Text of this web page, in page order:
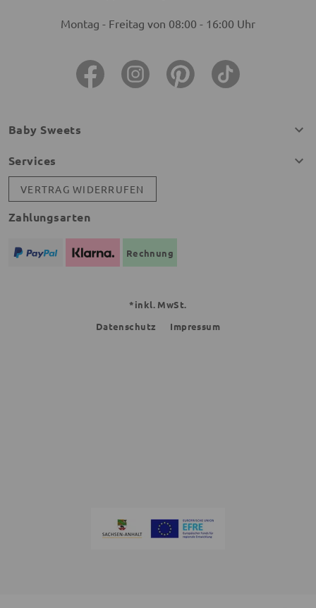
Montag - Freitag von 08:00 - 16:00 Uhr
Baby Sweets
Services
VERTRAG WIDERRUFEN
Zahlungsarten
Rechnung
*inkl. MwSt.
Datenschutz
Impressum